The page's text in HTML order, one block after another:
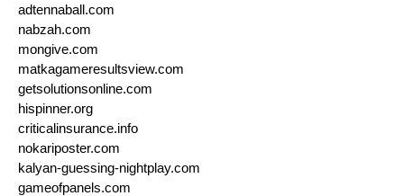
adtennaball.com
nabzah.com
mongive.com
matkagameresultsview.com
getsolutionsonline.com
hispinner.org
criticalinsurance.info
nokariposter.com
kalyan-guessing-nightplay.com
gameofpanels.com